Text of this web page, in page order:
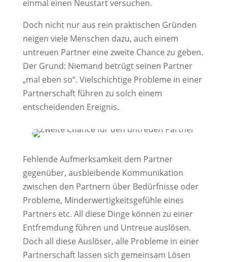
einmal einen Neustart versuchen.
Doch nicht nur aus rein praktischen Gründen
neigen viele Menschen dazu, auch einem
untreuen Partner eine zweite Chance zu geben.
Der Grund: Niemand betrügt seinen Partner
„mal eben so“. Vielschichtige Probleme in einer
Partnerschaft führen zu solch einem
entscheidenden Ereignis.
Fehlende Aufmerksamkeit dem Partner
gegenüber, ausbleibende Kommunikation
zwischen den Partnern über Bedürfnisse oder
Probleme, Minderwertigkeitsgefühle eines
Partners etc. All diese Dinge können zu einer
Entfremdung führen und Untreue auslösen.
Doch all diese Auslöser, alle Probleme in einer
Partnerschaft lassen sich gemeinsam Lösen